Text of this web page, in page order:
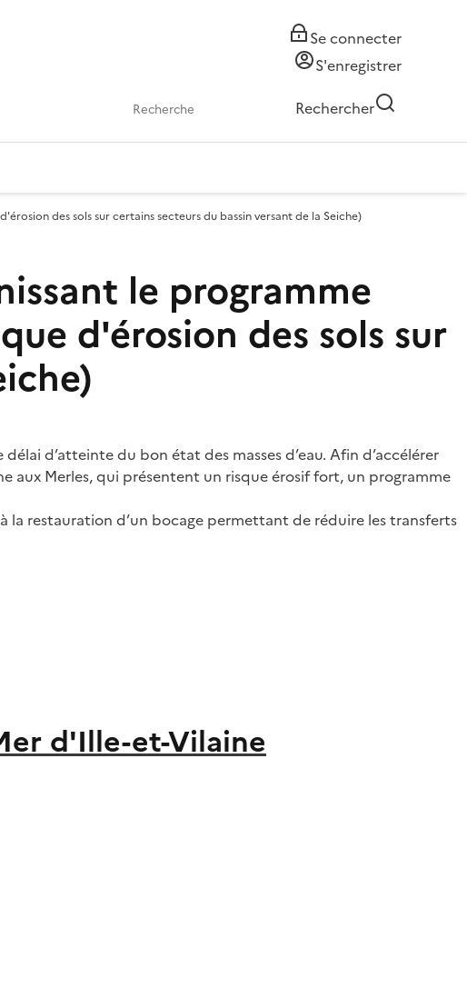
Se connecter
S'enregistrer
Rechercher
des sols sur certains secteurs du bassin versant de la Seiche)
le programme
d'érosion des sols sur
d’atteinte du bon état des masses d’eau. Afin d’accélérer
aux Merles, qui présentent un risque érosif fort, un programme
la restauration d’un bocage permettant de réduire les transferts
d'Ille-et-Vilaine